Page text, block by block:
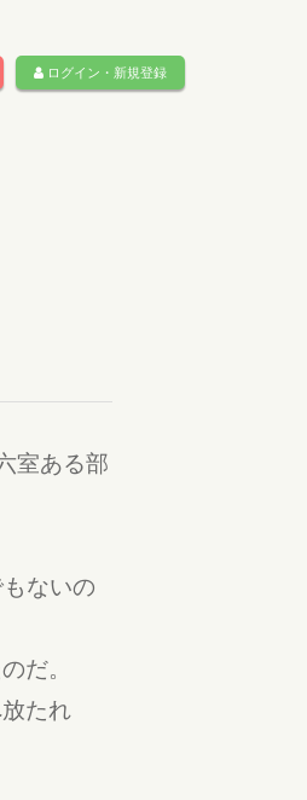
ログイン・新規登録
室ある部
ないの
だ。
たれ